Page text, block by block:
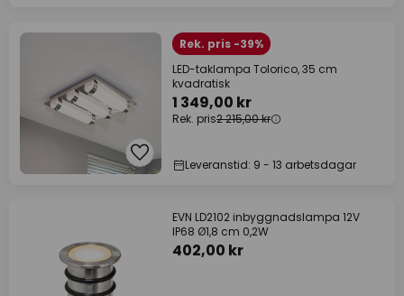
Rek. pris -39%
LED-taklampa Tolorico, 35 cm
kvadratisk
1 349,00 kr
Rek. pris2 215,00 kr
Leveranstid: 9 - 13 arbetsdagar
EVN LD2102 inbyggnadslampa 12V
IP68 Ø1,8 cm 0,2W
402,00 kr